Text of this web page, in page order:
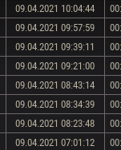
09.04.2021 10:04:44
09.04.2021 09:57:59
09.04.2021 09:39:11
09.04.2021 09:21:00
09.04.2021 08:43:14
09.04.2021 08:34:39
09.04.2021 08:23:48
09.04.2021 07:01:12